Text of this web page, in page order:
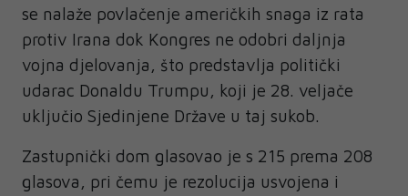
se nalaže povlačenje američkih snaga iz rata
protiv Irana dok Kongres ne odobri daljnja
vojna djelovanja, što predstavlja politički
udarac Donaldu Trumpu, koji je 28. veljače
uključio Sjedinjene Države u taj sukob.
Zastupnički dom glasovao je s 215 prema 208
glasova, pri čemu je rezolucija usvojena i